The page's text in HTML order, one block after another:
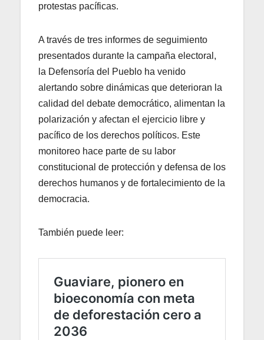
protestas pacíficas.
A través de tres informes de seguimiento
presentados durante la campaña electoral,
la Defensoría del Pueblo ha venido
alertando sobre dinámicas que deterioran la
calidad del debate democrático, alimentan la
polarización y afectan el ejercicio libre y
pacífico de los derechos políticos. Este
monitoreo hace parte de su labor
constitucional de protección y defensa de los
derechos humanos y de fortalecimiento de la
democracia.
También puede leer: